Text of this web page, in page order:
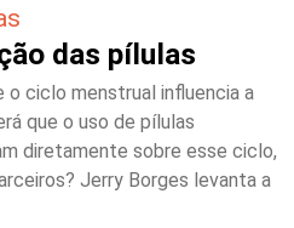
das pílulas
o ciclo menstrual influencia a
que o uso de pílulas
diretamente sobre esse ciclo,
Jerry Borges levanta a